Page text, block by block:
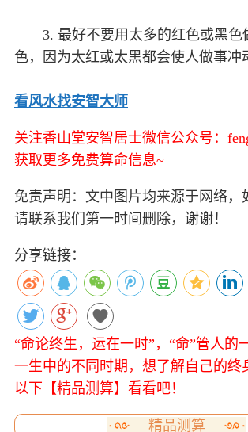
3. 最好不要用太多的红色或黑色
色，因为太红或太黑都会使人做事冲
看风水找安智大师
关注香山堂安智居士微信公众号：
获取更多免费算命信息~
免责声明：文中图片均来源于网络，
请联系我们第一时间删除，谢谢！
分享链接：
“命论终生，运在一时”，“命”管人的
一生中的不同时期，想了解自己的终
以下【精品测算】看看吧！
精品测算